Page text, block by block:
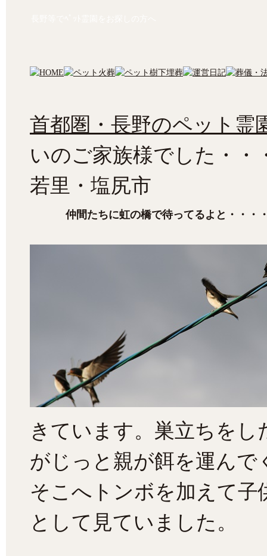
首都圏・長野のペット霊
いのご家族様でした・・
若里・塩尻市
仲間たちに虹の橋で待ってるよと・・・
きています。巣立ちを
がじっと親が餌を運ん
そこへトンボを加えて
として見ていました。